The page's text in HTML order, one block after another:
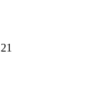
21